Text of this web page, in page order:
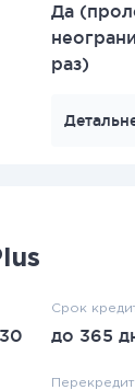
Да
раз)
Срок
до 365